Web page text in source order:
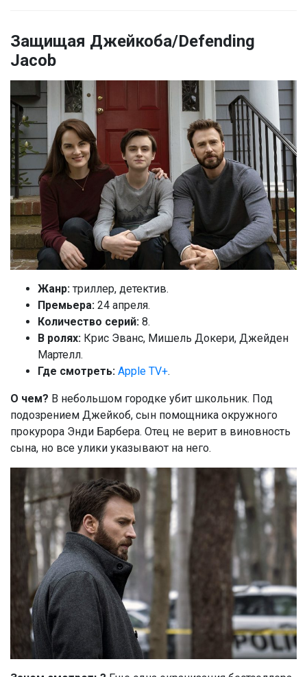
Защищая Джейкоба/Defending
Jacob
Жанр: триллер, детектив.
Премьера: 24 апреля.
Количество серий: 8.
В ролях: Крис Эванс, Мишель Докери, Джейден
Мартелл.
Где смотреть: Apple TV+.
О чем? В небольшом городке убит школьник. Под
подозрением Джейкоб, сын помощника окружного
прокурора Энди Барбера. Отец не верит в виновность
сына, но все улики указывают на него.